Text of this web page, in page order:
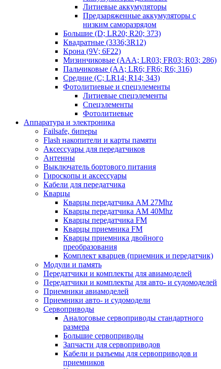
Литиевые аккумуляторы
Предзаряженные аккумуляторы с
низким саморазрядом
Большие (D; LR20; R20; 373)
Квадратные (3336;3R12)
Крона (9V; 6F22)
Мизинчиковые (AAA; LR03; FR03; R03; 286)
Пальчиковые (AA; LR6; FR6; R6; 316)
Средние (C; LR14; R14; 343)
Фотолитиевые и спецэлементы
Литиевые спецэлементы
Спецэлементы
Фотолитиевые
Аппаратура и электроника
Failsafe, биперы
Flash накопители и карты памяти
Аксессуары для передатчиков
Антенны
Выключатель бортового питания
Гироскопы и аксессуары
Кабели для передатчика
Кварцы
Кварцы передатчика AM 27Mhz
Кварцы передатчика AM 40Mhz
Кварцы передатчика FM
Кварцы приемника FM
Кварцы приемника двойного
преобразования
Комплект кварцев (приемник и передатчик)
Модули и память
Передатчики и комплекты для авиамоделей
Передатчики и комплекты для авто- и судомоделей
Приемники авиамоделей
Приемники авто- и судомодели
Сервоприводы
Аналоговые сервоприводы стандартного
размера
Большие сервоприводы
Запчасти для сервоприводов
Кабели и разъемы для сервоприводов и
приемников